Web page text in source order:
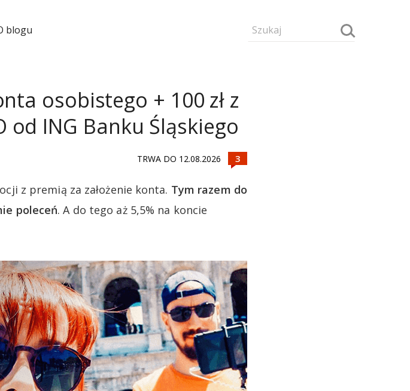
blogu
osobistego + 100 zł z
od ING Banku Śląskiego
TRWA DO 12.08.2026
z premią za założenie konta. Tym razem do
poleceń. A do tego aż 5,5% na koncie